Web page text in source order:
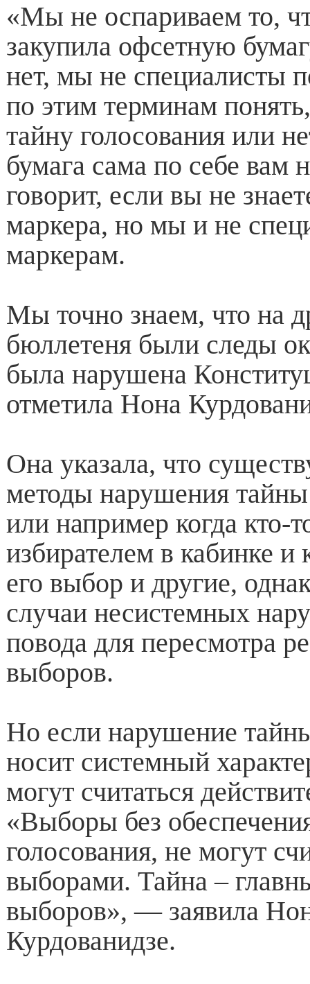
«Мы не оспариваем то,
закупила офсетную
нет, мы не специалисты
по этим терминам
тайну голосования или
бумага сама по себе вам
говорит, если вы не
маркера, но мы и не
маркерам.
Мы точно знаем, что на
бюллетеня были следы
была нарушена
отметила Нона
Она указала, что
методы нарушения тайны
или например когда кто-
избирателем в кабинке и
его выбор и другие,
случаи несистемных
повода для пересмотра
выборов.
Но если нарушение
носит системный
могут считаться
«Выборы без
голосования, не могут
выборами. Тайна –
выборов», — заявила
Курдованидзе.